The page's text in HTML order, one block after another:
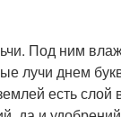
Под ним
лучи днем
есть слой